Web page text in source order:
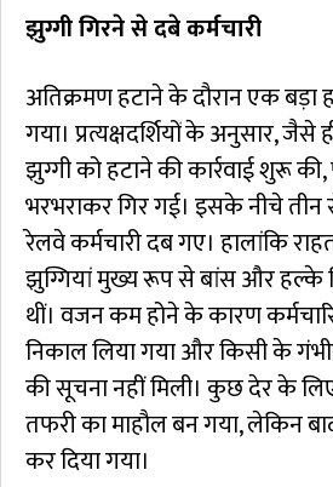
झुग्गी गिरने से दबे कर्मचारी
अतिक्रमण हटाने के दौरान एक बड़ा
गया। प्रत्यक्षदर्शियों के अनुसार,
झुग्गी को हटाने की कार्रवाई शुरू
भरभराकर गिर गई। इसके नीचे
रेलवे कर्मचारी दब गए। हालांकि
झुग्गियां मुख्य रूप से बांस और हल्के
थीं। वजन कम होने के कारण
निकाल लिया गया और किसी के
की सूचना नहीं मिली। कुछ देर के
तफरी का माहौल बन गया, लेकिन
कर दिया गया।